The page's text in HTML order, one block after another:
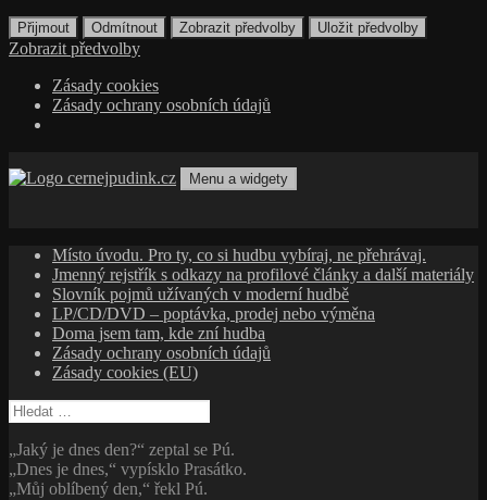
Přijmout Odmítnout Zobrazit předvolby Uložit předvolby
Zobrazit předvolby
Zásady cookies
Zásady ochrany osobních údajů
k
Menu a widgety
Místo úvodu. Pro ty, co si hudbu vybíraj, ne přehrávaj.
Jmenný rejstřík s odkazy na profilové články a další materiály
Slovník pojmů užívaných v moderní hudbě
LP/CD/DVD – poptávka, prodej nebo výměna
Doma jsem tam, kde zní hudba
Zásady ochrany osobních údajů
Zásady cookies (EU)
Vyhledávání
„Jaký je dnes den?“ zeptal se Pú.
„Dnes je dnes,“ vypísklo Prasátko.
„Můj oblíbený den,“ řekl Pú.